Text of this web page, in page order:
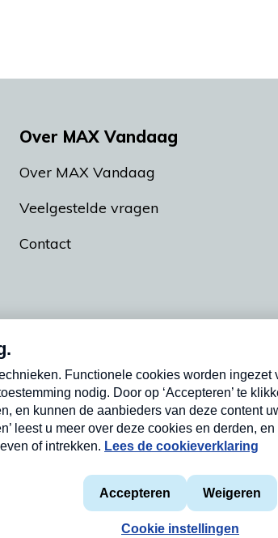
Over MAX Vandaag
Over MAX Vandaag
Veelgestelde vragen
Contact
Privacyverklaring
Cookieverklaring